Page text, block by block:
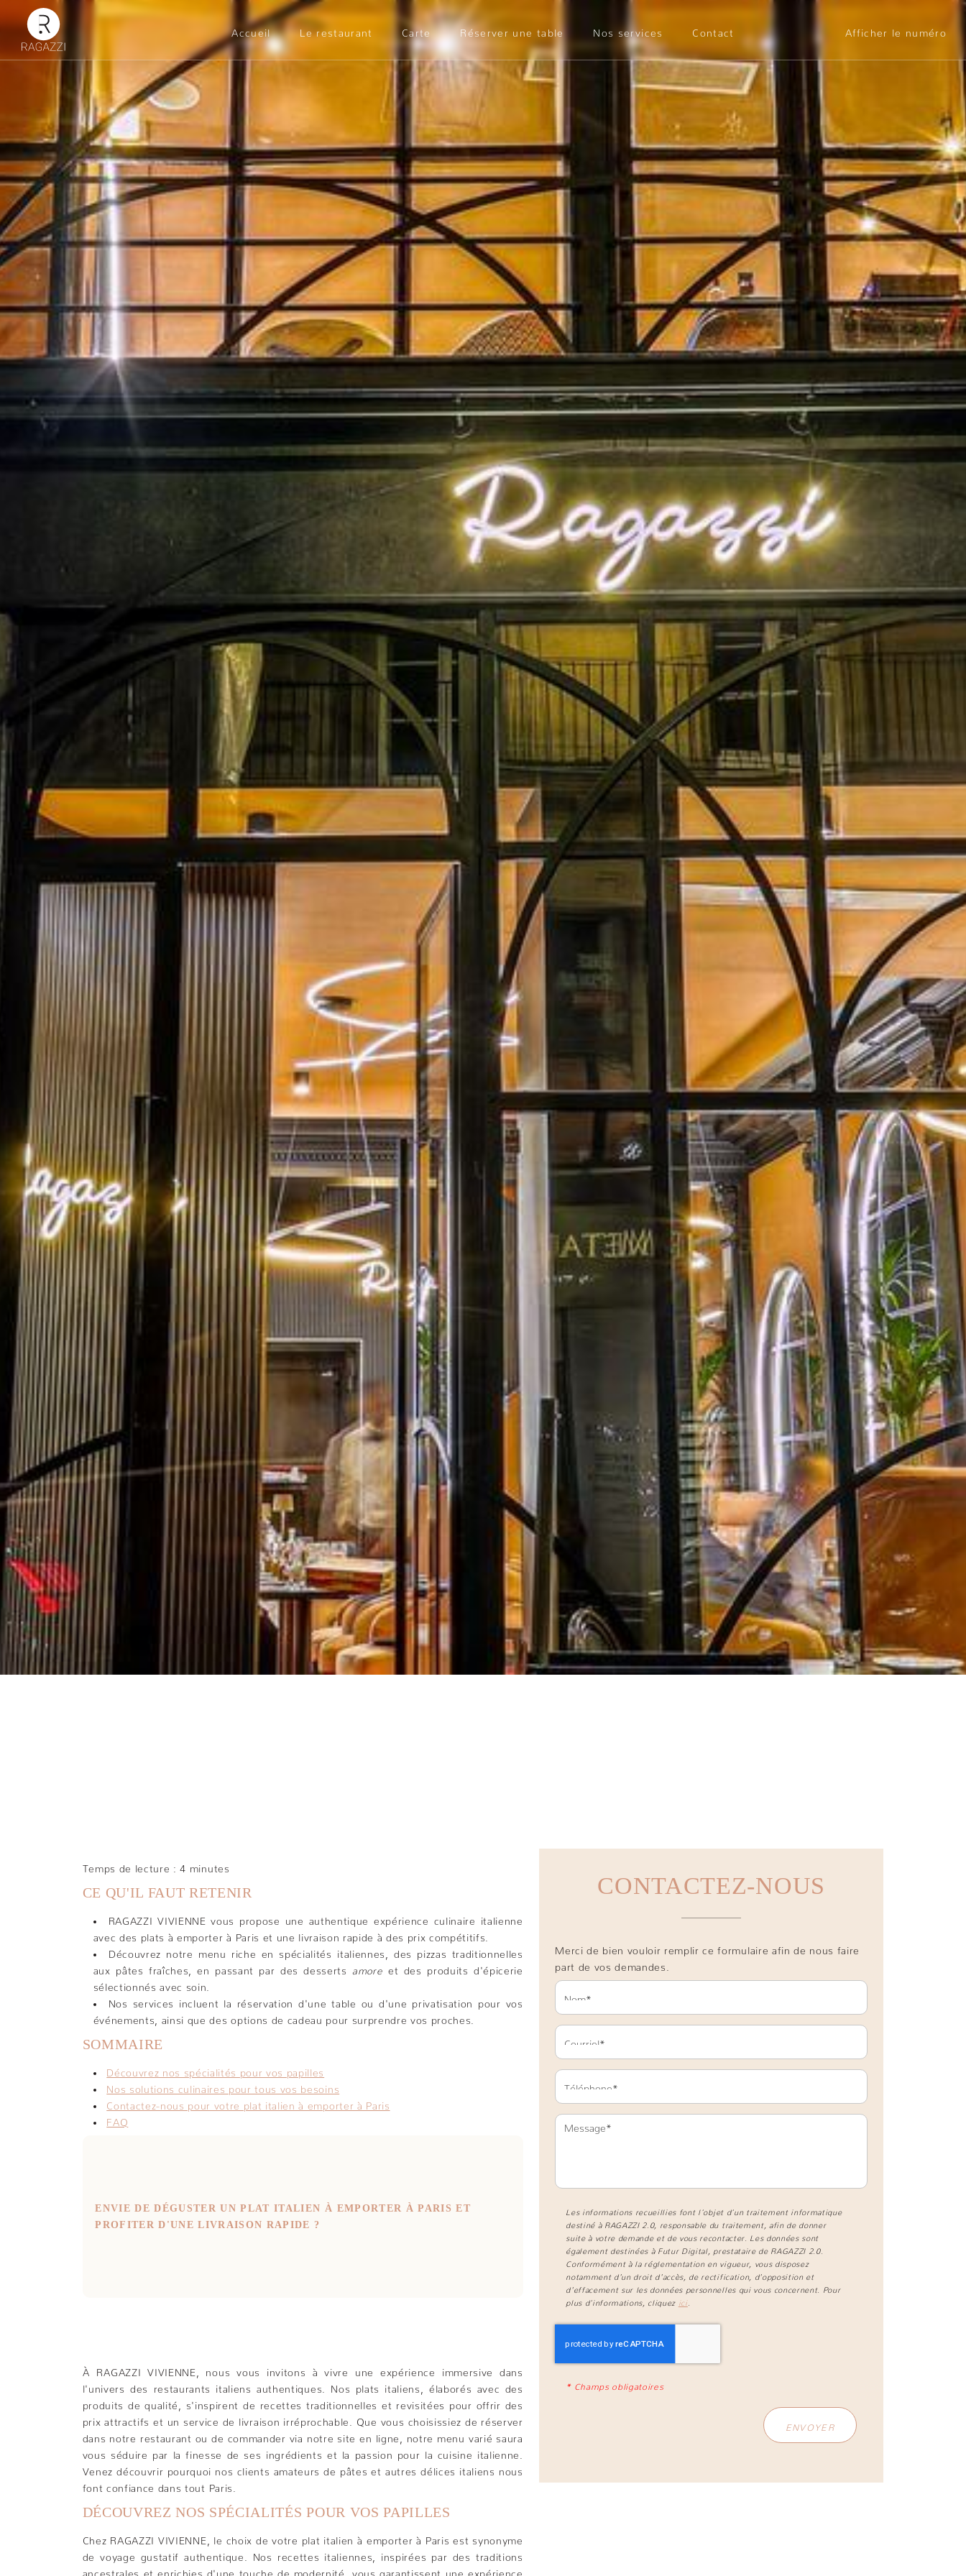
Accueil Le restaurant Carte Réserver une table Nos services Contact Afficher le numéro
Temps de lecture : 4 minutes
CE QU'IL FAUT RETENIR
RAGAZZI VIVIENNE vous propose une authentique expérience culinaire italienne
avec des plats à emporter à Paris et une livraison rapide à des prix compétitifs.
Découvrez notre menu riche en spécialités italiennes, des pizzas traditionnelles
aux pâtes fraîches, en passant par des desserts amore et des produits d'épicerie
sélectionnés avec soin.
Nos services incluent la réservation d'une table ou d'une privatisation pour vos
événements, ainsi que des options de cadeau pour surprendre vos proches.
SOMMAIRE
Découvrez nos spécialités pour vos papilles
Nos solutions culinaires pour tous vos besoins
Contactez-nous pour votre plat italien à emporter à Paris
FAQ
ENVIE DE DÉGUSTER UN PLAT ITALIEN À EMPORTER À PARIS ET
PROFITER D'UNE LIVRAISON RAPIDE ?
À RAGAZZI VIVIENNE, nous vous invitons à vivre une expérience immersive dans
l'univers des restaurants italiens authentiques. Nos plats italiens, élaborés avec des
produits de qualité, s'inspirent de recettes traditionnelles et revisitées pour offrir des
prix attractifs et un service de livraison irréprochable. Que vous choisissiez de réserver
dans notre restaurant ou de commander via notre site en ligne, notre menu varié saura
vous séduire par la finesse de ses ingrédients et la passion pour la cuisine italienne.
Venez découvrir pourquoi nos clients amateurs de pâtes et autres délices italiens nous
font confiance dans tout Paris.
DÉCOUVREZ NOS SPÉCIALITÉS POUR VOS PAPILLES
Chez RAGAZZI VIVIENNE, le choix de votre plat italien à emporter à Paris est synonyme
de voyage gustatif authentique. Nos recettes italiennes, inspirées par des traditions
ancestrales et enrichies d'une touche de modernité, vous garantissent une expérience
CONTACTEZ-NOUS
Merci de bien vouloir remplir ce formulaire afin de nous faire
part de vos demandes.
Les informations recueillies font l’objet d’un traitement informatique
destiné à RAGAZZI 2.0, responsable du traitement, afin de donner
suite à votre demande et de vous recontacter. Les données sont
également destinées à Futur Digital, prestataire de RAGAZZI 2.0.
Conformément à la réglementation en vigueur, vous disposez
notamment d'un droit d'accès, de rectification, d'opposition et
d'effacement sur les données personnelles qui vous concernent. Pour
plus d’informations, cliquez ici.
* Champs obligatoires